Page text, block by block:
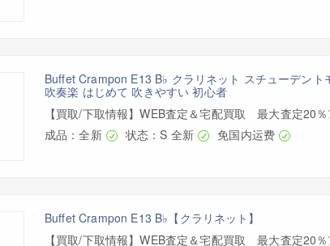
Buffet Crampon E13 B♭ クラリネット スチューデント
吹奏楽 はじめて 吹きやすい 初心者
【買取/下取情報】WEB査定＆宅配買取 最大査定20％
成品：全新
状态：S 全新 免国内运费
Buffet Crampon E13 B♭【クラリネット】
【買取/下取情報】WEB査定＆宅配買取 最大査定20％